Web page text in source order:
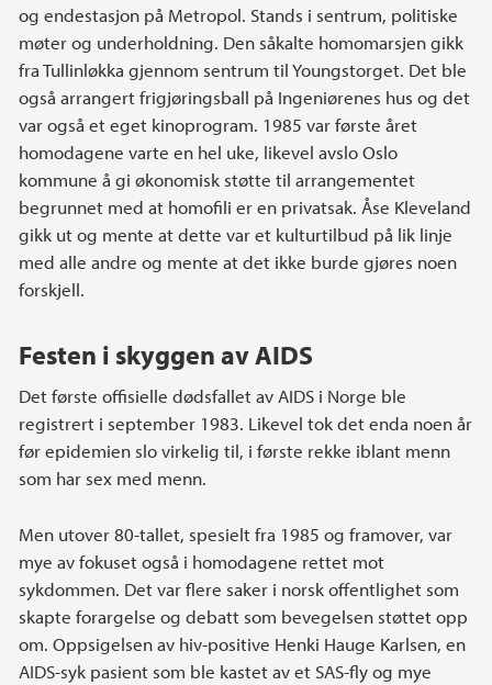
og endestasjon på Metropol. Stands i sentrum, politiske
møter og underholdning. Den såkalte homomarsjen gikk
fra Tullinløkka gjennom sentrum til Youngstorget. Det ble
også arrangert frigjøringsball på Ingeniørenes hus og det
var også et eget kinoprogram. 1985 var første året
homodagene varte en hel uke, likevel avslo Oslo
kommune å gi økonomisk støtte til arrangementet
begrunnet med at homofili er en privatsak. Åse Kleveland
gikk ut og mente at dette var et kulturtilbud på lik linje
med alle andre og mente at det ikke burde gjøres noen
forskjell.
Festen i skyggen av AIDS
Det første offisielle dødsfallet av AIDS i Norge ble
registrert i september 1983. Likevel tok det enda noen år
før epidemien slo virkelig til, i første rekke iblant menn
som har sex med menn.
Men utover 80-tallet, spesielt fra 1985 og framover, var
mye av fokuset også i homodagene rettet mot
sykdommen. Det var flere saker i norsk offentlighet som
skapte forargelse og debatt som bevegelsen støttet opp
om. Oppsigelsen av hiv-positive Henki Hauge Karlsen, en
AIDS-syk pasient som ble kastet av et SAS-fly og mye